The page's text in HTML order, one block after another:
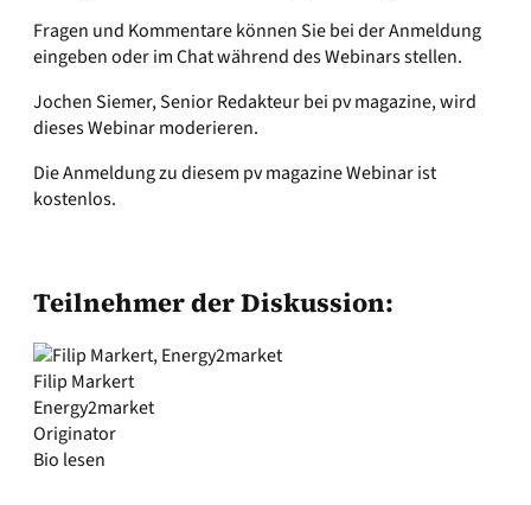
Fragen und Kommentare können Sie bei der Anmeldung
eingeben oder im Chat während des Webinars stellen.
Jochen Siemer, Senior Redakteur bei pv magazine, wird
dieses Webinar moderieren.
Die Anmeldung zu diesem pv magazine Webinar ist
kostenlos.
Teilnehmer der Diskussion:
Filip Markert
Energy2market
Originator
Bio lesen